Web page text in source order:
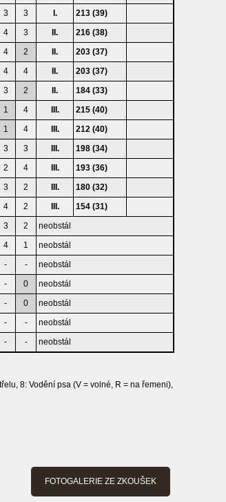
3 3 I.
213 (39)
4 3 II.
216 (38)
4 2 II.
203 (37)
4 4 II.
203 (37)
3 2 II.
184 (33)
1 4 III.
215 (40)
1 4 III.
212 (40)
3 3 III.
198 (34)
2 4 III.
193 (36)
3 2 III.
180 (32)
4 2 III.
154 (31)
3 2
neobstál
4 1
neobstál
- -
neobstál
- 0
neobstál
- 0
neobstál
- -
neobstál
- - neobstál
8: Vodění psa (V = volné, R = na řemeni),
FOTOGALERIE ZE ZKOUŠEK